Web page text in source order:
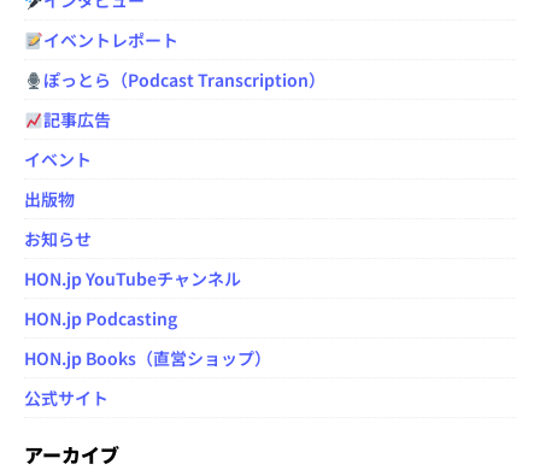
イベントレポート
ぽっとら（Podcast Transcription）
記事広告
イベント
出版物
お知らせ
HON.jp YouTubeチャンネル
HON.jp Podcasting
HON.jp Books（直営ショップ）
公式サイト
アーカイブ